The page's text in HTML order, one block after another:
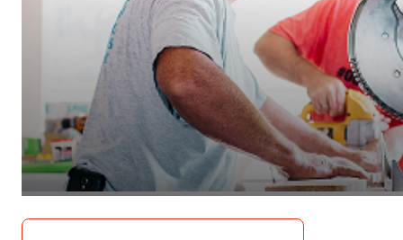
Avant tout travaux, nous réalisons un diagnostic complet de
thermiques, état de l'existant, priorités d'intervention. Cette
bon plan d'action et éviter les mauvaises surprises.
1 - Audit énergétique